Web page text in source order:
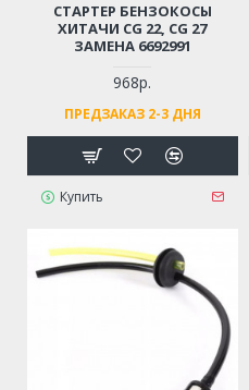
СТАРТЕР БЕНЗОКОСЫ
ХИТАЧИ CG 22, CG 27
ЗАМЕНА 6692991
968р.
ПРЕДЗАКАЗ 2-3 ДНЯ
Купить